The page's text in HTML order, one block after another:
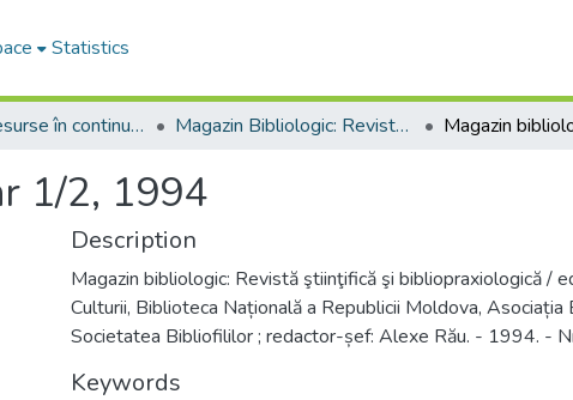
Statistics
Seriale și resurse în continuare Magazin Bibliologic: Revistă științifică și bibliopraxiologică
1/2, 1994
Description
Magazin bibliologic: Revistă ştiinţifică şi bibliopraxiologică /
Culturii, Biblioteca Națională a Republicii Moldova, Asociația
Societatea Bibliofililor ; redactor-șef: Alexe Rău. - 1994. -
Keywords